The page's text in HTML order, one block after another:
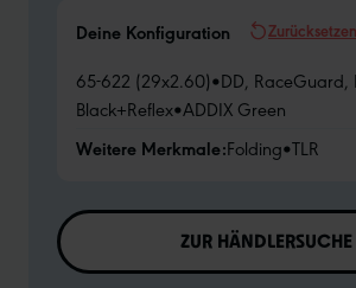
Deine Konfiguration Zurücksetzen
65-622 (29x2.60)•DD, RaceGuard,
Black+Reflex•ADDIX Green
Weitere Merkmale:Folding•TLR
ZUR HÄNDLERSUCHE